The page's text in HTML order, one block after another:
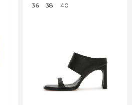
36 38 40